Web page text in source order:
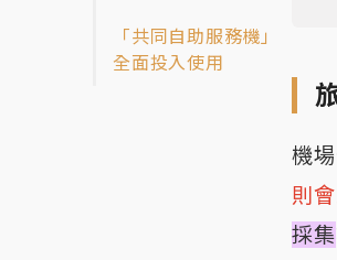
「共同自助服務機」
全面投入使用
機
則
採集